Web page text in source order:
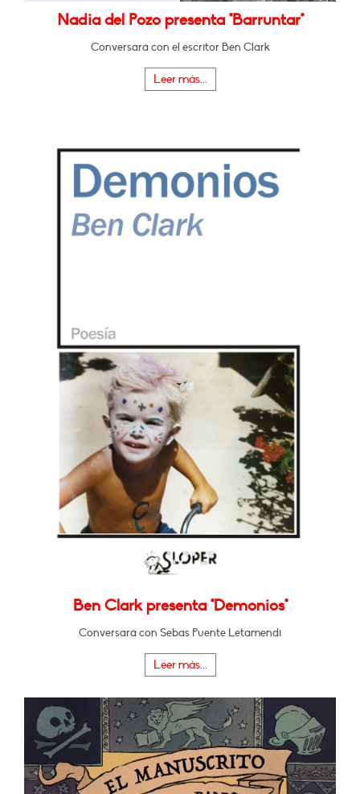
Nadia del Pozo presenta "Barruntar"
Conversará con el escritor Ben Clark
Leer más...
Ben Clark presenta "Demonios"
Conversará con Sebas Puente Letamendi
Leer más...